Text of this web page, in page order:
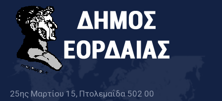
25ης Μαρτίου 15, Πτολεμαΐδα 502 00